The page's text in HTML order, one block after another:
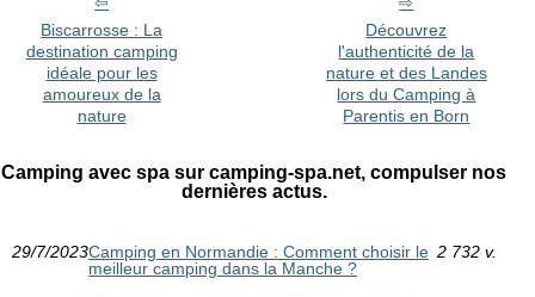
Biscarrosse : La
destination camping
idéale pour les
amoureux de la
nature
Découvrez
l'authenticité de la
nature et des Landes
lors du Camping à
Parentis en Born
Camping avec spa sur camping-spa.net, compulser nos
dernières actus.
29/7/2023Camping en Normandie : Comment choisir le
meilleur camping dans la Manche ?
2 732 v.